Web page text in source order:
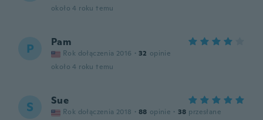
około 4 roku temu
P Pam
Rok dołączenia 2016 · 32 opinie
około 4 roku temu
S Sue
Rok dołączenia 2018 · 88 opinie · 38 przesłane